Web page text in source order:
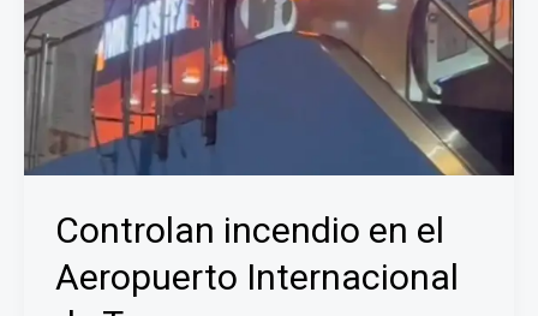
Controlan incendio en el
Aeropuerto Internacional